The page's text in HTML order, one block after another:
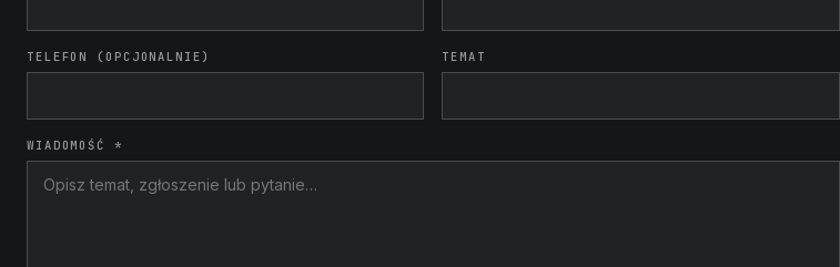
TELEFON (OPCJONALNIE) TEMAT
WIADOMOŚĆ *